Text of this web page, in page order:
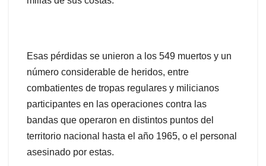
Esas pérdidas se unieron a los 549 muertos y un
número considerable de heridos, entre
combatientes de tropas regulares y milicianos
participantes en las operaciones contra las
bandas que operaron en distintos puntos del
territorio nacional hasta el año 1965, o el personal
asesinado por estas.